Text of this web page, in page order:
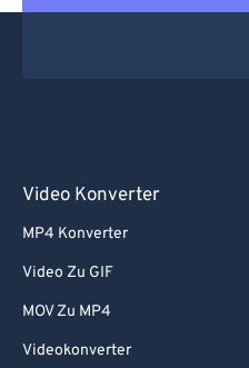
Video Konverter
MP4 Konverter
Video Zu GIF
MOV Zu MP4
Videokonverter